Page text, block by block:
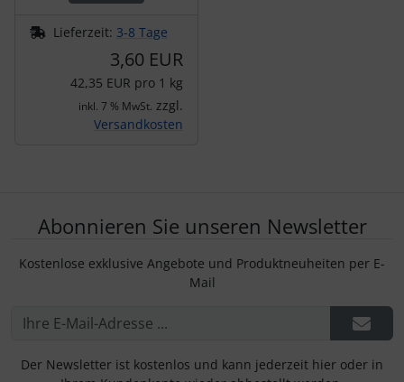
Lieferzeit: 3-8 Tage
3,60 EUR
42,35 EUR pro 1 kg
inkl. 7 % MwSt. zzgl.
Versandkosten
Abonnieren Sie unseren Newsletter
Kostenlose exklusive Angebote und Produktneuheiten per E-
Mail
Der Newsletter ist kostenlos und kann jederzeit hier oder in